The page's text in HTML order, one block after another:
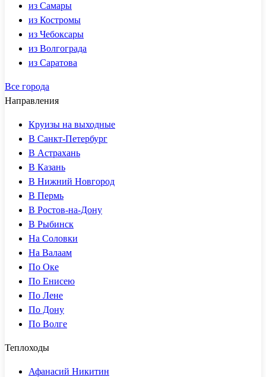
из Самары
из Костромы
из Чебоксары
из Волгограда
из Саратова
Все города
Направления
Круизы на выходные
В Санкт-Петербург
В Астрахань
В Казань
В Нижний Новгород
В Пермь
В Ростов-на-Дону
В Рыбинск
На Соловки
На Валаам
По Оке
По Енисею
По Лене
По Дону
По Волге
Теплоходы
Афанасий Никитин